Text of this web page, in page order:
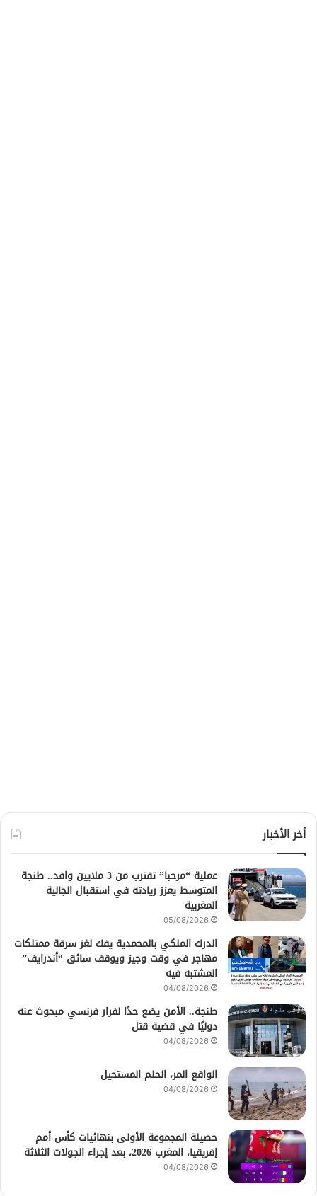
أخر الأخبار
عملية “مرحبا” تقترب من 3 ملايين وافد.. طنجة
المتوسط يعزز ريادته في استقبال الجالية
المغربية
05/08/2026
الدرك الملكي بالمحمدية يفك لغز سرقة ممتلكات
مهاجر في وقت وجيز ويوقف سائق “أندرايف”
المشتبه فيه
04/08/2026
طنجة.. الأمن يضع حدًا لفرار فرنسي مبحوث عنه
دوليًا في قضية قتل
04/08/2026
الواقع المر، الحلم المستحيل
04/08/2026
حصيلة المجموعة الأولى بنهائيات كأس أمم
إفريقيا، المغرب 2026، بعد إجراء الجولات الثلاثة
04/08/2026